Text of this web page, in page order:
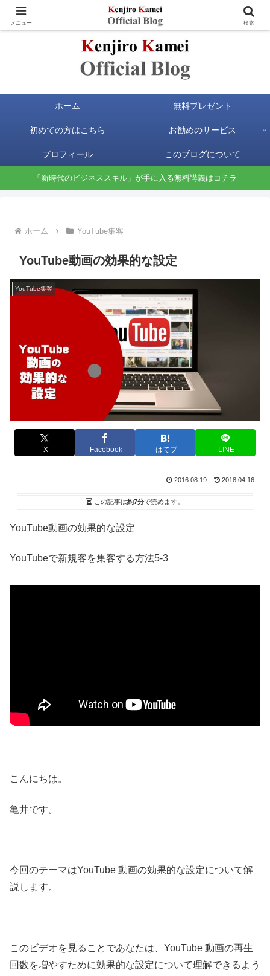
お金と時間の自由が手に入る新時代のビジネススキルを身に付けよう
ホーム 無料プレゼント
初めての方はこちら お勧めのサービス
プロフィール このブログについて
「新時代のビジネススキル」が手に入る無料講義はコチラ
ホーム YouTube集客
YouTube動画の効果的な設定
YouTube集客
X Facebook はてブ LINE
2016.08.19 2018.04.16
この記事は約7分で読めます。
YouTube動画の効果的な設定
YouTubeで新規客を集客する方法5-3
こんにちは。
亀井です。
今回のテーマはYouTube 動画の効果的な設定について解
説します。
このビデオを見ることであなたは、YouTube 動画の再生
回数を増やすために効果的な設定について理解できるよう
メニュー 検索